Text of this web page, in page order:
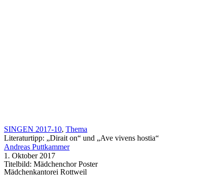
SINGEN 2017-10, Thema
Literaturtipp: „Dirait on“ und „Ave vivens hostia“
Andreas Puttkammer
1. Oktober 2017
Titelbild: Mädchenchor Poster
Mädchenkantorei Rottweil